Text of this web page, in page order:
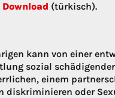
Download (türkisch).
kann von einer
sozial
einem
diskriminieren oder